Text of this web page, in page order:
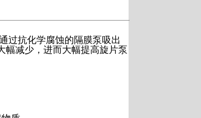
过抗化学腐蚀的隔膜泵吸出
幅减少，进而大幅提高旋片泵